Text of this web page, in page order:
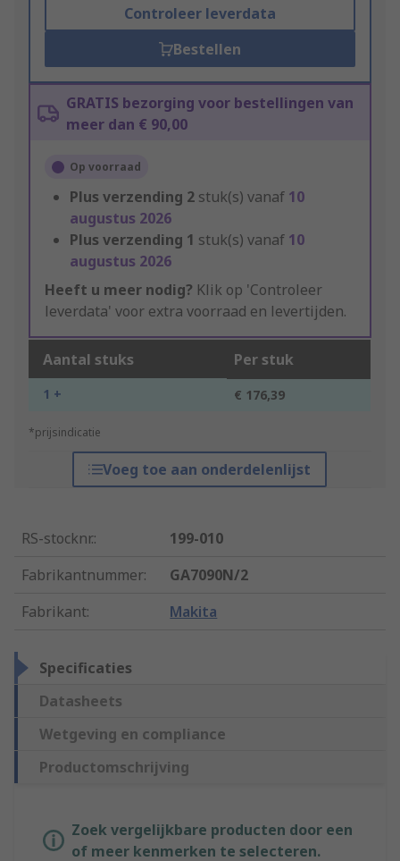
Controleer leverdata
Bestellen
GRATIS bezorging voor bestellingen van
meer dan € 90,00
Op voorraad
Plus verzending 2 stuk(s) vanaf 10
augustus 2026
Plus verzending 1 stuk(s) vanaf 10
augustus 2026
Heeft u meer nodig? Klik op 'Controleer
leverdata' voor extra voorraad en levertijden.
Aantal stuks Per stuk
1 + € 176,39
*prijsindicatie
Voeg toe aan onderdelenlijst
RS-stocknr.:
199-010
Fabrikantnummer:
GA7090N/2
Fabrikant: Makita
Specificaties
Datasheets
Wetgeving en compliance
Productomschrijving
Zoek vergelijkbare producten door een
of meer kenmerken te selecteren.